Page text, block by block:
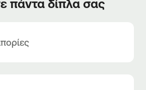
πάντα δίπλα σας